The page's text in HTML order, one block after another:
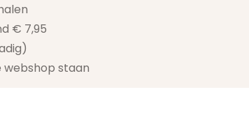
€ 7,95
webshop staan​